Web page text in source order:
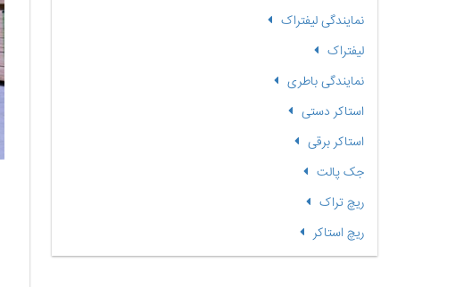
نمایندگی لیفتراک
لیفتراک
نمایندگی باطری
استاکر دستی
استاکر برقی
جک پالت
ریچ تراک
ریچ استاکر